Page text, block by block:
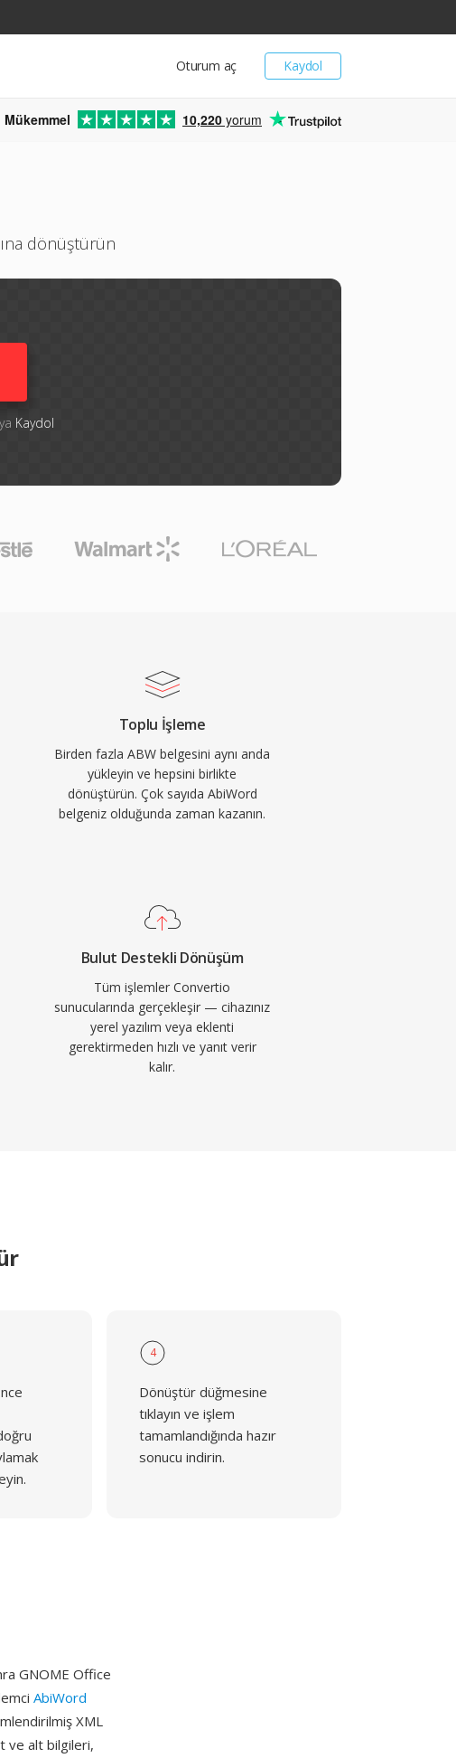
Kaydol
Oturum aç
Mükemmel 10,220 yorum
dönüştürün
Kaydol
Toplu İşleme
Birden fazla ABW belgesini aynı anda
yükleyin ve hepsini birlikte
dönüştürün. Çok sayıda AbiWord
belgeniz olduğunda zaman kazanın.
Bulut Destekli Dönüşüm
Tüm işlemler Convertio
sunucularında gerçekleşir — cihazınız
yerel yazılım veya eklenti
gerektirmeden hızlı ve yanıt verir
kalır.
4
Dönüştür düğmesine
tıklayın ve işlem
tamamlandığında hazır
sonucu indirin.
GNOME Office
AbiWord
XML
ve alt bilgileri,